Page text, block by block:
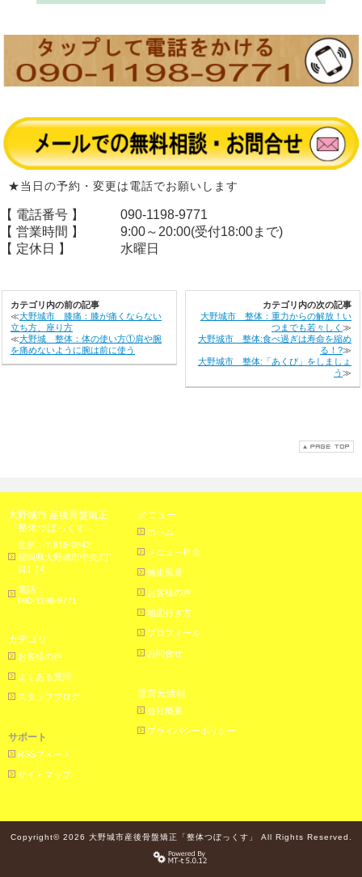
★当日の予約・変更は電話でお願いします
【 電話番号 】
090-1198-9771
【 営業時間 】
9:00～20:00(受付18:00まで)
【 定休日 】
水曜日
カテゴリ内の前の記事
≪大野城市 膝痛：膝が痛くならない
立ち方、座り方
≪大野城 整体：体の使い方①肩や腕
を痛めないように腕は前に使う
カテゴリ内の次の記事
大野城市 整体：重力からの解放！い
つまでも若々しく ≫
大野城市 整体:食べ過ぎは寿命を縮め
る！?≫
大野城市 整体:「あくび」をしましょ
う ≫
大野城市 産後骨盤矯正
「整体つぼっくす」
住所：〒816-0942
福岡県大野城市中央2丁
目1-14
電話：
090-1198-9771
メニュー
ホーム
メニュー料金
施術風景
お客様の声
地図行き方
プロフィール
お問合せ
カテゴリ
お客様の声
よくある質問
スタッフブログ 運営元情報
会社概要
プライバシーポリシー
サポート
RSSフィード
サイトマップ
Copyright© 2026 大野城市産後骨盤矯正「整体つぼっくす」 All Rights Reserved.